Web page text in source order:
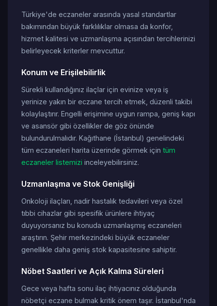
Türkiye'de eczaneler arasında yasal standartlar
bakımından büyük farklılıklar olmasa da konfor,
hizmet kalitesi ve uzmanlaşma açısından tercihlerinizi
belirleyecek kriterler mevcuttur.
Konum ve Erişilebilirlik
Sürekli kullandığınız ilaçlar için evinize veya iş
yerinize yakın bir eczane tercih etmek, düzenli takibi
kolaylaştırır. Engelli erişimine uygun rampa, geniş kapı
ve asansör gibi özellikler de göz önünde
bulundurulmalıdır. Kağıthane (İstanbul) genelindeki
tüm eczaneleri harita üzerinde görmek için tüm
eczaneler listemizi inceleyebilirsiniz.
Uzmanlaşma ve Stok Genişliği
Onkoloji ilaçları, nadir hastalık tedavileri veya özel
tıbbi cihazlar gibi spesifik ürünlere ihtiyaç
duyuyorsanız bu konuda uzmanlaşmış eczaneleri
araştırın. Şehir merkezindeki büyük eczaneler
genellikle daha geniş stok kapasitesine sahiptir.
Nöbet Saatleri ve Açık Kalma Süreleri
Gece veya hafta sonu ilaç ihtiyacınız olduğunda
nöbetçi eczane bulmak kritik önem taşır. İstanbul'nda